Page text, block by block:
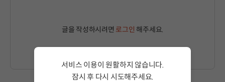
글을 작성하시려면 로그인 해주세요.
서비스 이용이 원활하지 않습니다.
잠시 후 다시 시도해주세요.